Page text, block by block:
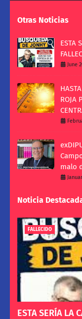
Otras Noticias
ESTA
June
ROJA
malo
Noticia
FALLECIDO
ESTA SERÍA LA